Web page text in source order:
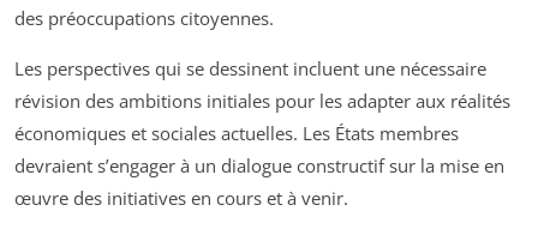
des préoccupations citoyennes.
Les perspectives qui se dessinent incluent une nécessaire
révision des ambitions initiales pour les adapter aux réalités
économiques et sociales actuelles. Les États membres
devraient s’engager à un dialogue constructif sur la mise en
œuvre des initiatives en cours et à venir.